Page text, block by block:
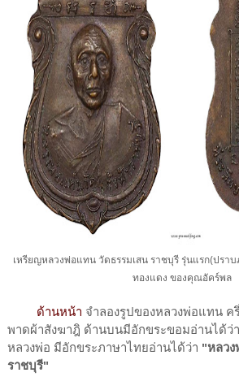
เหรียญหลวงพ่อแทน วัดธรรมเสน ราชบุรี รุ่นแรก(ปรา
ทองแดง ของคุณอัคร์พล
ด้านหน้า จำลองรูปของหลวงพ่อแทน ค
พาดผ้าสังฆาฎิ ด้านบนมีอักขระขอมอ่านได้ว่า
หลวงพ่อ มีอักขระภาษาไทยอ่านได้ว่า "หลว
ราชบุรี"